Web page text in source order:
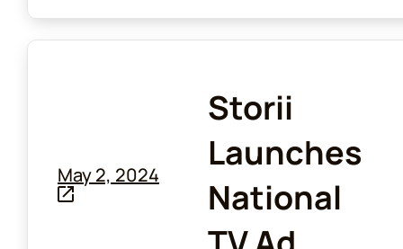
May 2, 2024
Storii
Launches
National